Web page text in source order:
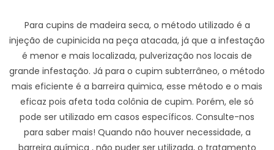
Para cupins de madeira seca, o método utilizado é a
injeção de cupinicida na peça atacada, já que a infestação
é menor e mais localizada, pulverização nos locais de
grande infestação. Já para o cupim subterrâneo, o método
mais eficiente é a barreira quimica, esse método e o mais
eficaz pois afeta toda colônia de cupim. Porém, ele só
pode ser utilizado em casos específicos. Consulte-nos
para saber mais! Quando não houver necessidade, a
barreira química , não puder ser utilizada, o tratamento